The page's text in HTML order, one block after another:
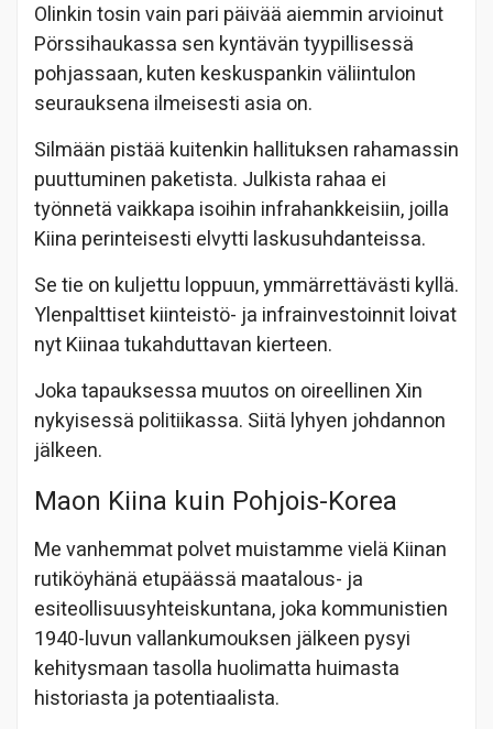
Olinkin tosin vain pari päivää aiemmin arvioinut
Pörssihaukassa sen kyntävän tyypillisessä
pohjassaan, kuten keskuspankin väliintulon
seurauksena ilmeisesti asia on.
Silmään pistää kuitenkin hallituksen rahamassin
puuttuminen paketista. Julkista rahaa ei
työnnetä vaikkapa isoihin infrahankkeisiin, joilla
Kiina perinteisesti elvytti laskusuhdanteissa.
Se tie on kuljettu loppuun, ymmärrettävästi kyllä.
Ylenpalttiset kiinteistö- ja infrainvestoinnit loivat
nyt Kiinaa tukahduttavan kierteen.
Joka tapauksessa muutos on oireellinen Xin
nykyisessä politiikassa. Siitä lyhyen johdannon
jälkeen.
Maon Kiina kuin Pohjois-Korea
Me vanhemmat polvet muistamme vielä Kiinan
rutiköyhänä etupäässä maatalous- ja
esiteollisuusyhteiskuntana, joka kommunistien
1940-luvun vallankumouksen jälkeen pysyi
kehitysmaan tasolla huolimatta huimasta
historiasta ja potentiaalista.